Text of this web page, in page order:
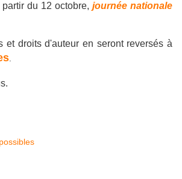
du 12 octobre, journée nationale
et droits d'auteur en seront reversés à